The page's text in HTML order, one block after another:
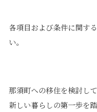
各項目および条件に関す
い。
那須町への移住を検討し
新しい暮らしの第一歩を